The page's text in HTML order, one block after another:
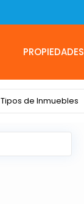
PROPIEDADES
Tipos de Inmuebles